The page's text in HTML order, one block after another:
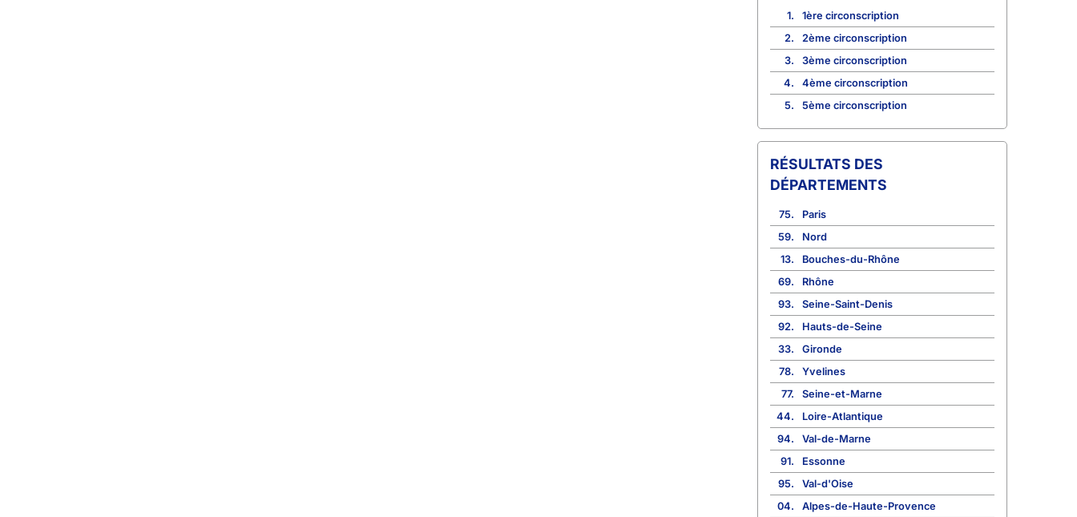
1.
1ère circonscription
2.
2ème circonscription
3.
3ème circonscription
4.
4ème circonscription
5.
5ème circonscription
RÉSULTATS DES
DÉPARTEMENTS
75.
Paris
59.
Nord
13.
Bouches-du-Rhône
69.
Rhône
93.
Seine-Saint-Denis
92.
Hauts-de-Seine
33.
Gironde
78.
Yvelines
77.
Seine-et-Marne
44.
Loire-Atlantique
94.
Val-de-Marne
91.
Essonne
95.
Val-d'Oise
04.
Alpes-de-Haute-Provence